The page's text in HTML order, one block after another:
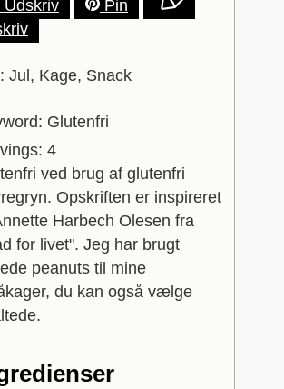
Udskriv
Pin
Jul, Kage, Snack
Glutenfri
4
ved brug af glutenfri
Opskriften er inspireret
Harbech Olesen fra
for livet". Jeg har brugt
peanuts til mine
du kan også vælge